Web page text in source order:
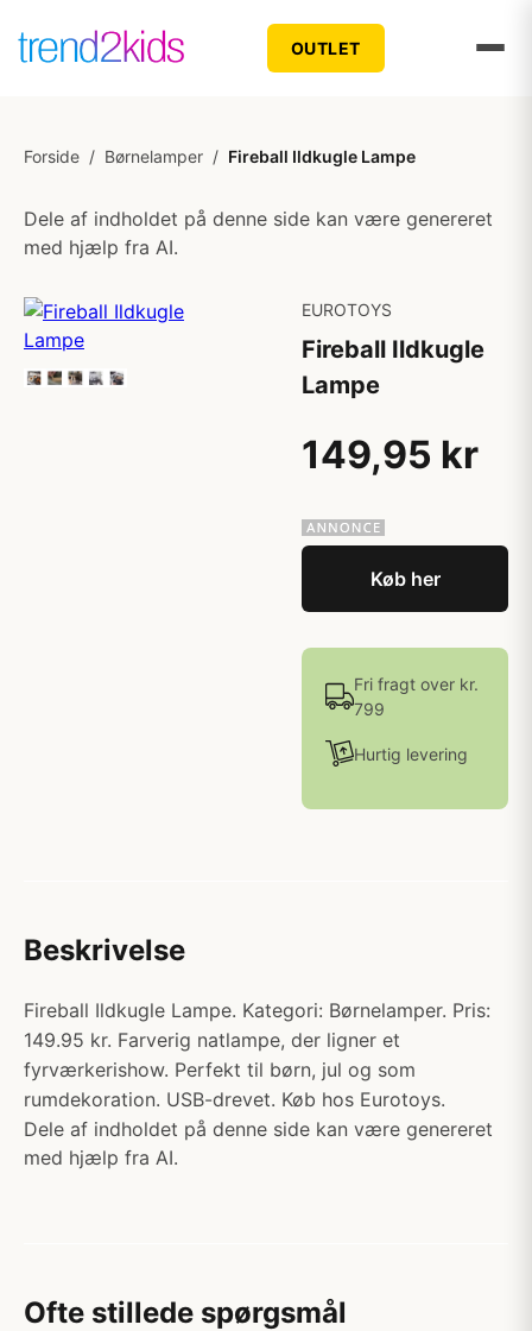
OUTLET
Forside / Børnelamper / Fireball Ildkugle Lampe
Dele af indholdet på denne side kan være genereret
med hjælp fra AI.
EUROTOYS
Fireball Ildkugle
Lampe
149,95 kr
Køb her
Fri fragt over kr.
799
Hurtig levering
Beskrivelse
Fireball Ildkugle Lampe. Kategori: Børnelamper. Pris:
149.95 kr. Farverig natlampe, der ligner et
fyrværkerishow. Perfekt til børn, jul og som
rumdekoration. USB-drevet. Køb hos Eurotoys.
Dele af indholdet på denne side kan være genereret
med hjælp fra AI.
Ofte stillede spørgsmål